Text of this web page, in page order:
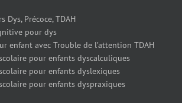
Dys, Précoce, TDAH
pour dys
enfant avec Trouble de l’attention TDAH
pour enfants dyscalculiques
pour enfants dyslexiques
pour enfants dyspraxiques